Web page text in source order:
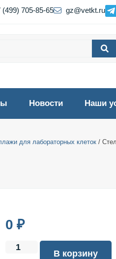
(499) 705-85-65 gz@vetkt.ru
Новости Наши
для лабораторных клеток /
0₽
В корзину